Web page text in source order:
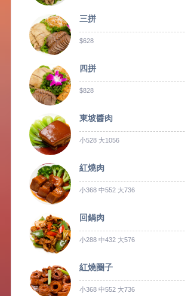
三拼
$628
四拼
$828
東坡醬肉
小528 大1056
紅燒肉
小368 中552 大736
回鍋肉
小288 中432 大576
紅燒圈子
小368 中552 大736